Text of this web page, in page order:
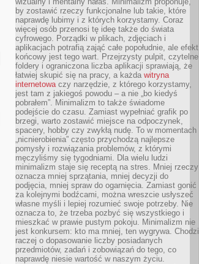
by zostawić rzeczy funkcjonalne lub takie, które
naprawdę lubimy i z których korzystamy. Coraz
więcej osób przenosi tę ideę także do świata
cyfrowego. Porządki w plikach, zdjęciach i
aplikacjach potrafią zająć całe popołudnie, ale efekt
końcowy jest tego wart. Przejrzysty pulpit, czytelne
foldery i ograniczona liczba aplikacji sprawiają, że
łatwiej skupić się na pracy, a każda witryna
internetowaczy narzędzie, z którego korzystamy,
jest tam z jakiegoś powodu – a nie „bo kiedyś
pobrałem”. Minimalizm to także świadome
podejście do czasu. Zamiast wypełniać grafik po
brzegi, warto zostawić miejsce na odpoczynek,
spacery, hobby czy zwykłą nudę. To w momentach
„nicnierobienia” często przychodzą najlepsze
pomysły i rozwiązania problemów, z którymi
męczyliśmy się tygodniami. Dla wielu ludzi
minimalizm staje się receptą na stres. Mniej rzeczy
oznacza mniej sprzątania, mniej decyzji do
podjęcia, mniej spraw do ogarnięcia. Zamiast gonić
za kolejnymi bodźcami, można wreszcie usłyszeć
własne myśli i lepiej rozumieć swoje potrzeby. Nie
oznacza to, że trzeba pozbyć się wszystkiego i
mieszkać w prawie pustym pokoju. Minimalizm nie
jest konkursem: kto ma mniej, ten wygrywa. Chodzi
raczej o dopasowanie liczby posiadanych
przedmiotów, zadań i zobowiązań do tego, co
naprawdę niesie wartość w naszym życiu.